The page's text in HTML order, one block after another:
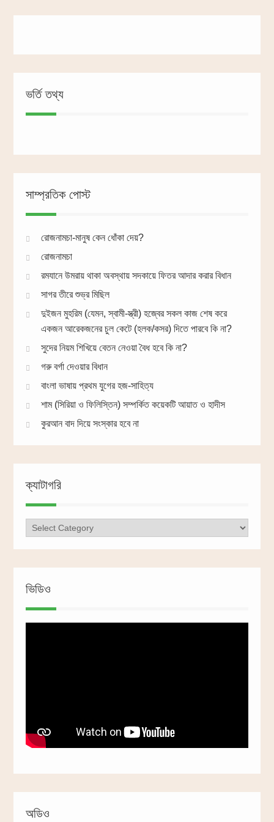
ভর্তি তথ্য
সাম্প্রতিক পোস্ট
রোজনামচা-মানুষ কেন ধোঁকা দেয়?
রোজনামচা
রমযানে উমরায় থাকা অবস্থায় সদকায়ে ফিতর আদার করার বিধান
সাগর তীরে শুভ্র মিছিল
দুইজন মুহরিম (যেমন, স্বামী-স্ত্রী) হজ্বের সকল কাজ শেষ করে
একজন আরেকজনের চুল কেটে (হলক/কসর) দিতে পারবে কি না?
সুদের নিয়ম শিখিয়ে বেতন নেওয়া বৈধ হবে কি না?
গরু বর্গা দেওয়ার বিধান
বাংলা ভাষায় প্রথম যুগের হজ-সাহিত্য
শাম (সিরিয়া ও ফিলিস্তিন) সম্পর্কিত কয়েকটি আয়াত ও হাদীস
কুরআন বাদ দিয়ে সংস্কার হবে না
ক্যাটাগরি
ক্যাটাগরি
ভিডিও
অডিও